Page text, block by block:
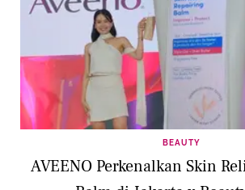
BEAUTY
AVEENO Perkenalkan Skin